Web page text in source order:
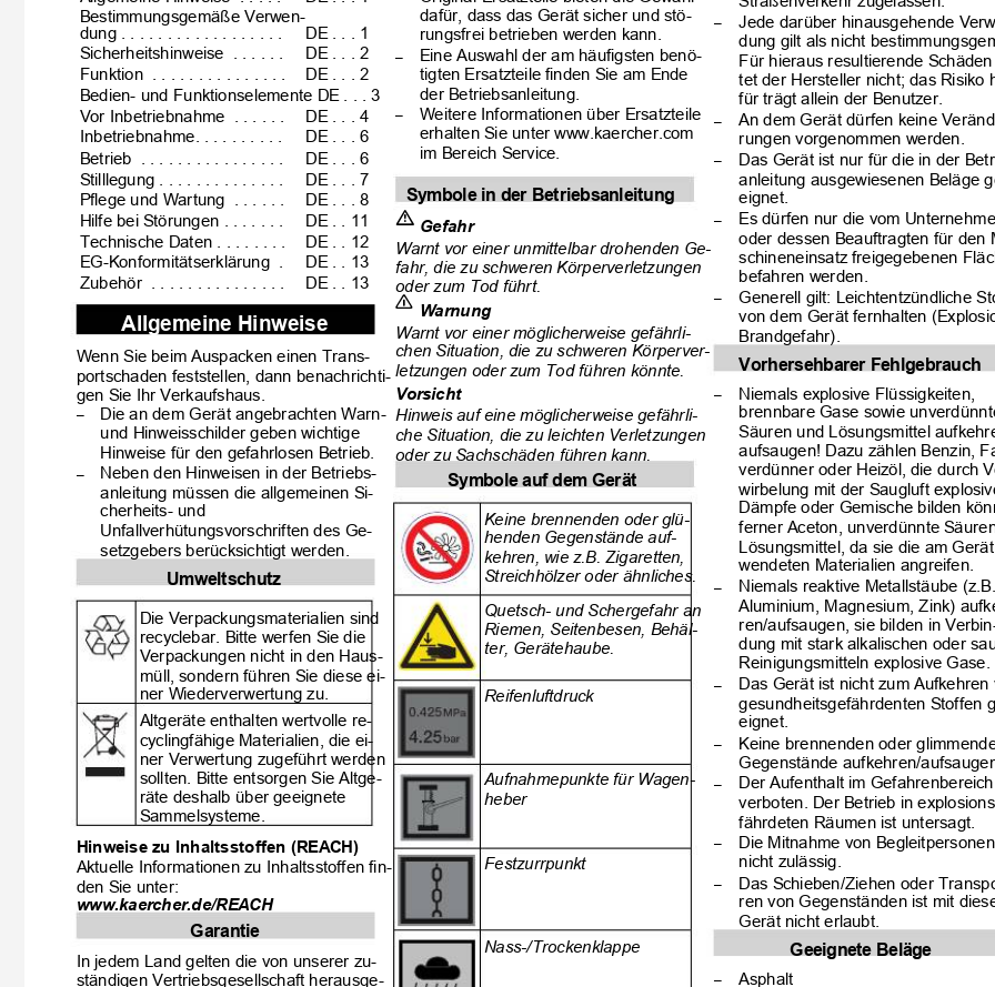
Wenn Sie beim Auspacken einen Trans-
portschaden feststellen, dann benachrichti-
gen Sie Ihr Verkaufshaus.
– Die an dem Gerät angebrachten Warn-
und Hinweisschilder geben wichtige
Hinweise für den gefahrlosen Betrieb.
–
Neben den Hinweisen in der Betriebs-
anleitung müssen die allgemeinen Si-
cherheits- und
Unfallverhütungsvorschriften des Ge-
setzgebers berücksichtigt werden.
Hinweise zu Inhaltsstoffen (REACH)
Aktuelle Informationen zu Inhaltsstoffen fin-
den Sie unter:
www.kaercher.de/REACH
In jedem Land gelten die von unserer zu-
ständigen Vertriebsgesellschaft herausge-
dafür, dass das Gerät sicher und stö-
rungsfrei betrieben werden kann.
– Eine Auswahl der am häufigsten benö-
tigten Ersatzteile finden Sie am Ende
der Betriebsanleitung.
–
Weitere Informationen über Ersatzteile
erhalten Sie unter www.kaercher.com
im Bereich Service.

Gefahr
Warnt vor einer unmittelbar drohenden Ge-
fahr, die zu schweren Körperverletzungen
oder zum Tod führt.
몇
Warnung
Warnt vor einer möglicherweise gefährli-
chen Situation, die zu schweren Körperver-
letzungen oder zum Tod führen könnte.
Vorsicht
Hinweis auf eine möglicherweise gefährli-
che Situation, die zu leichten Verletzungen
oder zu Sachschäden führen kann.
– Jede darüber hinausgehende
dung gilt als nicht
Für hieraus resultierende
tet der Hersteller nicht; das Risiko
für trägt allein der Benutzer.
–
An dem Gerät dürfen keine
rungen vorgenommen werden.
– Das Gerät ist nur für die in der
anleitung ausgewiesenen Beläge
eignet.
–
Es dürfen nur die vom
oder dessen Beauftragten für den
schineneinsatz freigegebenen
befahren werden.
–
Generell gilt: Leichtentzündliche
von dem Gerät fernhalten
Brandgefahr).
–
Niemals explosive Flüssigkeiten,
brennbare Gase sowie
Säuren und Lösungsmittel
aufsaugen! Dazu zählen Benzin,
verdünner oder Heizöl, die durch
wirbelung mit der Saugluft
Dämpfe oder Gemische bilden
ferner Aceton, unverdünnte
Lösungsmittel, da sie die am
wendeten Materialien angreifen.
–
Niemals reaktive Metallstäube (z.B.
Aluminium, Magnesium, Zink)
ren/aufsaugen, sie bilden in
dung mit stark alkalischen oder
Reinigungsmitteln explosive Gase.
–
Das Gerät ist nicht zum Aufkehren
gesundheitsgefährdenten Stoffen
eignet.
– Keine brennenden oder
Gegenstände aufkehren/
–
Der Aufenthalt im
verboten. Der Betrieb in
fährdeten Räumen ist untersagt.
–
Die Mitnahme von
nicht zulässig.
–
Das Schieben/Ziehen oder
ren von Gegenständen ist mit
Gerät nicht erlaubt.
– Asphalt
Bestimmungsgemäße Verwen-
dung . . . . . . . . . . . . . . . . . . DE . . . 1
Sicherheitshinweise . . . . . .
DE . . . 2
Funktion . . . . . . . . . . . . . . .
DE . . . 2
Bedien- und Funktionselemente DE . . . 3
Vor Inbetriebnahme . . . . . . DE . . . 4
Inbetriebnahme. . . . . . . . . .
DE . . . 6
Betrieb . . . . . . . . . . . . . . . .
DE . . . 6
Stilllegung . . . . . . . . . . . . . .
DE . . . 7
Pflege und Wartung . . . . . .
DE . . . 8
Hilfe bei Störungen . . . . . . .
DE . . 11
Technische Daten . . . . . . . .
DE . . 12
EG-Konformitätserklärung .
DE . . 13
Zubehör . . . . . . . . . . . . . . . DE . . 13
Allgemeine Hinweise
Umweltschutz
Die Verpackungsmaterialien sind
recyclebar. Bitte werfen Sie die
Verpackungen nicht in den Haus-
müll, sondern führen Sie diese ei-
ner Wiederverwertung zu.
Altgeräte enthalten wertvolle re-
cyclingfähige Materialien, die ei-
ner Verwertung zugeführt werden
sollten. Bitte entsorgen Sie Altge-
räte deshalb über geeignete
Sammelsysteme.
Garantie
Symbole in der Betriebsanleitung
Symbole auf dem Gerät
Keine brennenden oder glü-
henden Gegenstände auf-
kehren, wie z.B. Zigaretten,
Streichhölzer oder ähnliches.
Quetsch- und Schergefahr an
Riemen, Seitenbesen, Behäl-
ter, Gerätehaube.
Reifenluftdruck
Aufnahmepunkte für Wagen-
heber
Festzurrpunkt
Nass-/Trockenklappe
Vorhersehbarer Fehlgebrauch
Geeignete Beläge